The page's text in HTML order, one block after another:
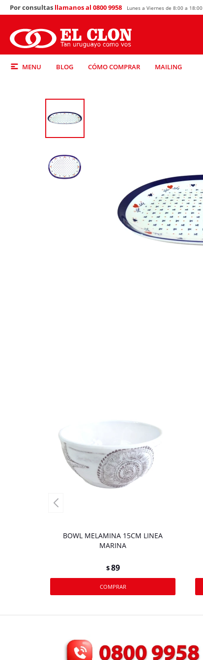
MENU BLOG CÓMO COMPRAR MAILING
Por consultas llamanos al 0800 9958 Lunes a Viernes de 8:00 a 18:00
BOWL MELAMINA 15CM LINEA
MARINA
$89